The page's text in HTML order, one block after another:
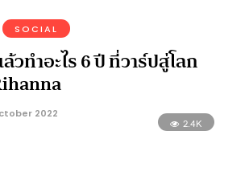
SOCIAL
วทำอะไร 6 ปี ที่วาร์ปสู่โลก
2022
2.4K